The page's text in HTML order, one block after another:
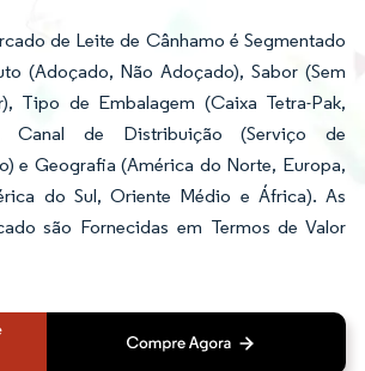
de Leite de Cânhamo é Segmentado
(Adoçado, Não Adoçado), Sabor (Sem
Tipo de Embalagem (Caixa Tetra-Pak,
Canal de Distribuição (Serviço de
e Geografia (América do Norte, Europa,
do Sul, Oriente Médio e África). As
são Fornecidas em Termos de Valor